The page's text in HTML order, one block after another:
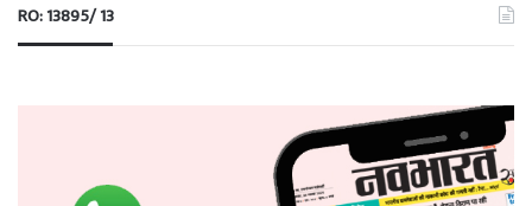
RO: 13895/ 13